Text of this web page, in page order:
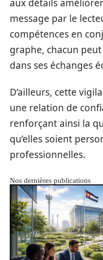
aux détails
message par le
compétences en
graphe, chacun
dans ses échanges
D’ailleurs, cette
une relation de
renforçant ainsi la
qu’elles soient
professionnelles.
Nos dernières publications